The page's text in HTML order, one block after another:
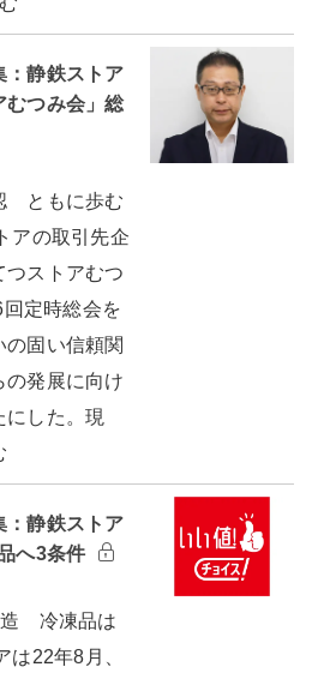
：静鉄ストア
むつみ会」総
ともに歩む
の取引先企
つストアむつ
定時総会を
の固い信頼関
の発展に向け
にした。現
：静鉄ストア
へ3条件
冷凍品は
22年8月、